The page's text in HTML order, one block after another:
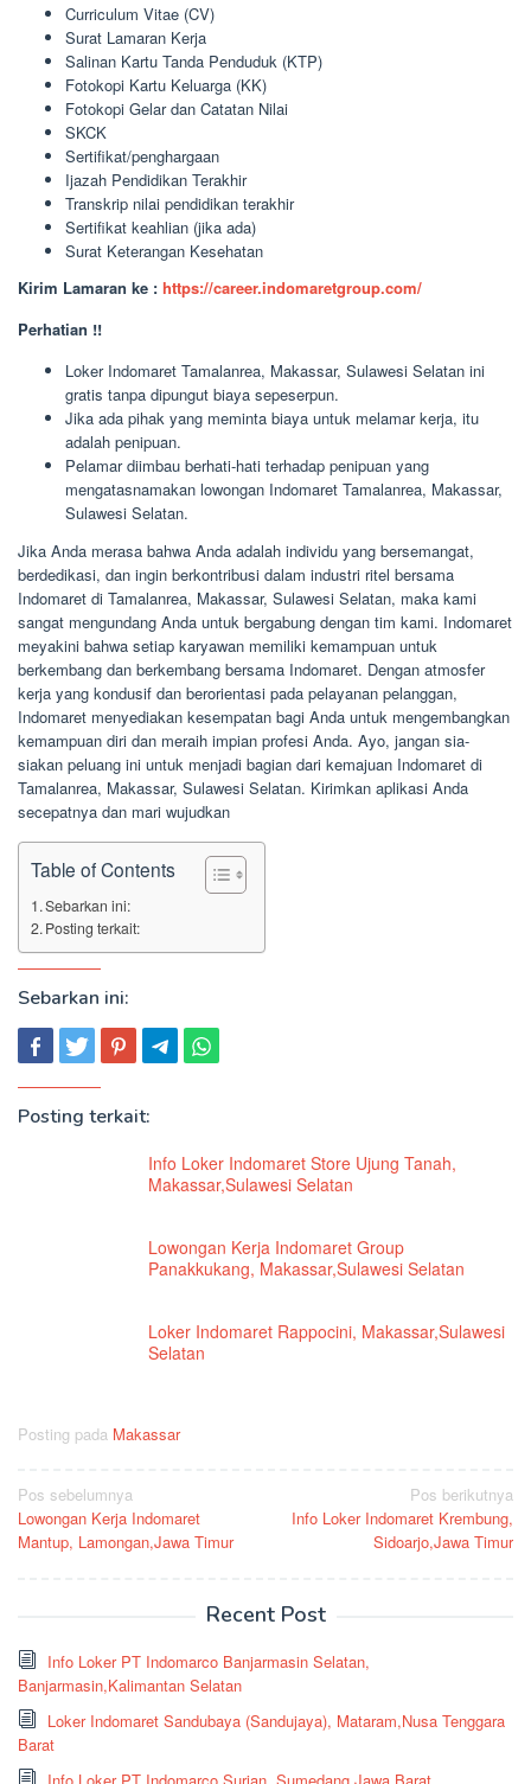
Curriculum Vitae (CV)
Surat Lamaran Kerja
Salinan Kartu Tanda Penduduk (KTP)
Fotokopi Kartu Keluarga (KK)
Fotokopi Gelar dan Catatan Nilai
SKCK
Sertifikat/penghargaan
Ijazah Pendidikan Terakhir
Transkrip nilai pendidikan terakhir
Sertifikat keahlian (jika ada)
Surat Keterangan Kesehatan
Kirim Lamaran ke : https://career.indomaretgroup.com/
Perhatian !!
Loker Indomaret Tamalanrea, Makassar, Sulawesi Selatan ini
gratis tanpa dipungut biaya sepeserpun.
Jika ada pihak yang meminta biaya untuk melamar kerja, itu
adalah penipuan.
Pelamar diimbau berhati-hati terhadap penipuan yang
mengatasnamakan lowongan Indomaret Tamalanrea, Makassar,
Sulawesi Selatan.
Jika Anda merasa bahwa Anda adalah individu yang bersemangat,
berdedikasi, dan ingin berkontribusi dalam industri ritel bersama
Indomaret di Tamalanrea, Makassar, Sulawesi Selatan, maka kami
sangat mengundang Anda untuk bergabung dengan tim kami. Indomaret
meyakini bahwa setiap karyawan memiliki kemampuan untuk
berkembang dan berkembang bersama Indomaret. Dengan atmosfer
kerja yang kondusif dan berorientasi pada pelayanan pelanggan,
Indomaret menyediakan kesempatan bagi Anda untuk mengembangkan
kemampuan diri dan meraih impian profesi Anda. Ayo, jangan sia-
siakan peluang ini untuk menjadi bagian dari kemajuan Indomaret di
Tamalanrea, Makassar, Sulawesi Selatan. Kirimkan aplikasi Anda
secepatnya dan mari wujudkan
Table of Contents
Sebarkan ini:
Posting terkait:
Sebarkan ini:
Posting terkait:
Info Loker Indomaret Store Ujung Tanah,
Makassar,Sulawesi Selatan
Lowongan Kerja Indomaret Group
Panakkukang, Makassar,Sulawesi Selatan
Loker Indomaret Rappocini, Makassar,Sulawesi
Selatan
Posting pada Makassar
Navigasi
pos
Pos sebelumnya
Lowongan Kerja Indomaret
Mantup, Lamongan,Jawa Timur
Pos berikutnya
Info Loker Indomaret Krembung,
Sidoarjo,Jawa Timur
Recent Post
Info Loker PT Indomarco Banjarmasin Selatan,
Banjarmasin,Kalimantan Selatan
Loker Indomaret Sandubaya (Sandujaya), Mataram,Nusa Tenggara
Barat